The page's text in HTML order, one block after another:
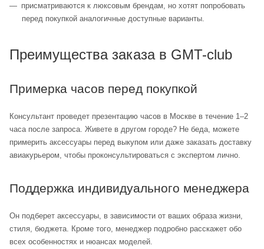
присматриваются к люксовым брендам, но хотят попробовать
перед покупкой аналогичные доступные варианты.
Преимущества заказа в GMT-club
Примерка часов перед покупкой
Консультант проведет презентацию часов в Москве в течение 1–2
часа после запроса. Живете в другом городе? Не беда, можете
примерить аксессуары перед выкупом или даже заказать доставку
авиакурьером, чтобы проконсультироваться с экспертом лично.
Поддержка индивидуального менеджера
Он подберет аксессуары, в зависимости от ваших образа жизни,
стиля, бюджета. Кроме того, менеджер подробно расскажет обо
всех особенностях и нюансах моделей.